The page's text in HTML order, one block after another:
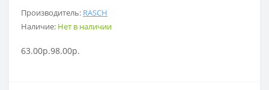
Производитель: RASCH
Наличие: Нет в наличии
63.00р.98.00р.